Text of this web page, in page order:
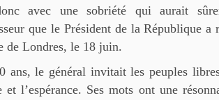
avec une sobriété qui aurait
que le Président de la République
de Londres, le 18 juin.
ans, le général invitait les peuples
et l’espérance. Ses mots ont une